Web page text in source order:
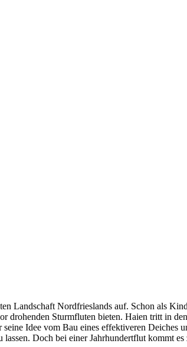
Landschaft Nordfrieslands auf. Schon als
drohenden Sturmfluten bieten. Haien tritt in
Idee vom Bau eines effektiveren
Doch bei einer Jahrhundertflut kommt es